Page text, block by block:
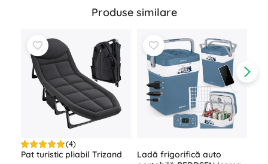
Produse similare
(4)
Pat turistic pliabil Trizand
Ladă frigorifică auto